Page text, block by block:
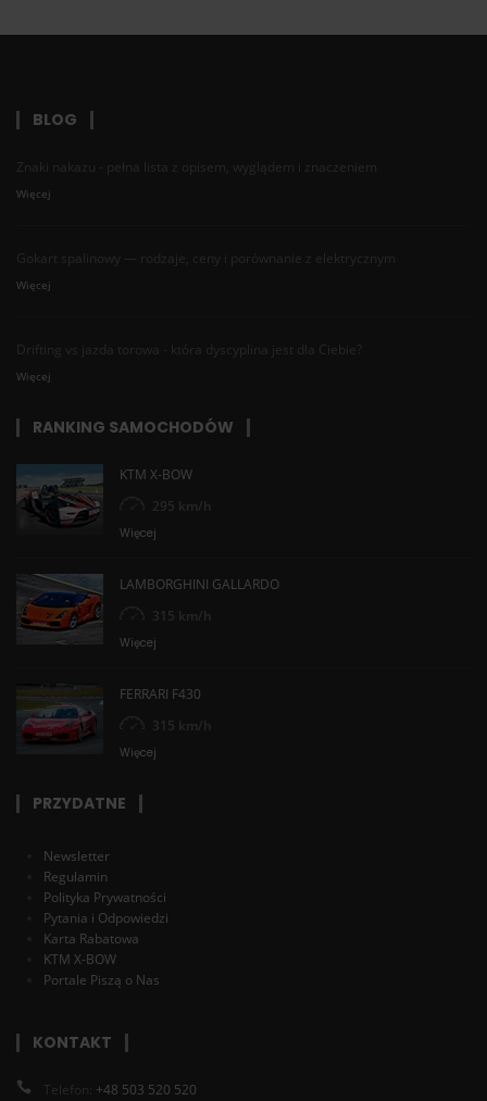
BLOG
Znaki nakazu - pełna lista z opisem, wyglądem i znaczeniem
Więcej
Gokart spalinowy — rodzaje, ceny i porównanie z elektrycznym
Więcej
Drifting vs jazda torowa - która dyscyplina jest dla Ciebie?
Więcej
RANKING SAMOCHODÓW
KTM X-BOW
295 km/h
Więcej
LAMBORGHINI GALLARDO
315 km/h
Więcej
FERRARI F430
315 km/h
Więcej
PRZYDATNE
Newsletter
Regulamin
Polityka Prywatności
Pytania i Odpowiedzi
Karta Rabatowa
KTM X-BOW
Portale Piszą o Nas
KONTAKT
Telefon: +48 503 520 520